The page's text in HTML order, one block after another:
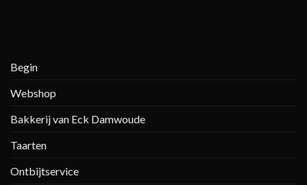
Begin
Webshop
Bakkerij van Eck Damwoude
Taarten
Ontbijtservice